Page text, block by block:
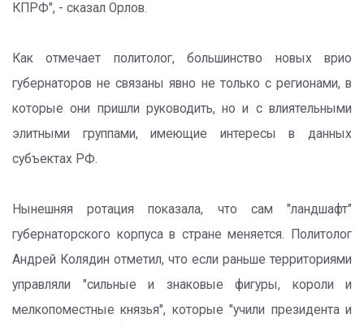
КПРФ", - сказал Орлов.
Как отмечает политолог, большинство новых врио
губернаторов не связаны явно не только с регионами, в
которые они пришли руководить, но и с влиятельными
элитными группами, имеющие интересы в данных
субъектах РФ.
Нынешняя ротация показала, что сам "ландшафт"
губернаторского корпуса в стране меняется. Политолог
Андрей Колядин отметил, что если раньше территориями
управляли "сильные и знаковые фигуры, короли и
мелкопоместные князья", которые "учили президента и